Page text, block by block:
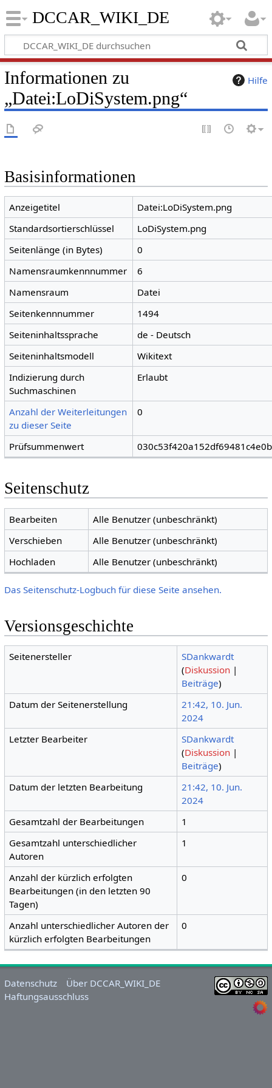
DCCAR_WIKI_DE
Hilfe
Informationen zu
„Datei:LoDiSystem.png“
Basisinformationen
Anzeigetitel
Datei:LoDiSystem.png
Standardsortierschlüssel
LoDiSystem.png
Seitenlänge (in Bytes)
0
Namensraumkennnummer
6
Namensraum
Datei
Seitenkennnummer
1494
Seiteninhaltssprache
de - Deutsch
Seiteninhaltsmodell
Wikitext
Indizierung durch
Suchmaschinen
Erlaubt
Anzahl der Weiterleitungen
zu dieser Seite
0
Prüfsummenwert
Seitenschutz
Bearbeiten
Alle Benutzer (unbeschränkt)
Verschieben
Alle Benutzer (unbeschränkt)
Hochladen
Alle Benutzer (unbeschränkt)
Das Seitenschutz-Logbuch für diese Seite ansehen.
Versionsgeschichte
Seitenersteller
SDankwardt
(Diskussion |
Beiträge)
Datum der Seitenerstellung
21:42, 10. Jun.
2024
Letzter Bearbeiter
SDankwardt
(Diskussion |
Beiträge)
Datum der letzten Bearbeitung
21:42, 10. Jun.
2024
Gesamtzahl der Bearbeitungen
1
Gesamtzahl unterschiedlicher
Autoren
1
Anzahl der kürzlich erfolgten
Bearbeitungen (in den letzten 90
Tagen)
0
Anzahl unterschiedlicher Autoren der
kürzlich erfolgten Bearbeitungen
0
Datenschutz
Über DCCAR_WIKI_DE
Haftungsausschluss